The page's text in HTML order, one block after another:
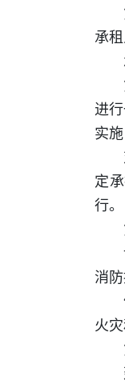
承
进
实
定
行。
消
火